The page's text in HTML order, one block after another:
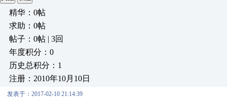
精华：0帖
求助：0帖
帖子：0帖 | 3回
年度积分：0
历史总积分：1
注册：2010年10月10日
发表于：2017-02-10 21:14:39